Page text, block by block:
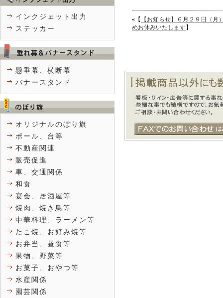
«【
【お知らせ】６月２９日（月
めお休みいたします】
インクジェット出力
ステッカー
懸垂幕、横断幕
バナースタンド
オリジナルのぼり旗
ポール、台等
不動産関連
販売促進
車、交通関係
和食
宴会、居酒屋等
焼肉、焼き鳥等
中華料理、ラーメン等
たこ焼、お好み焼等
お弁当、昼食等
果物、野菜等
お菓子、おやつ等
水産関係
園芸関係